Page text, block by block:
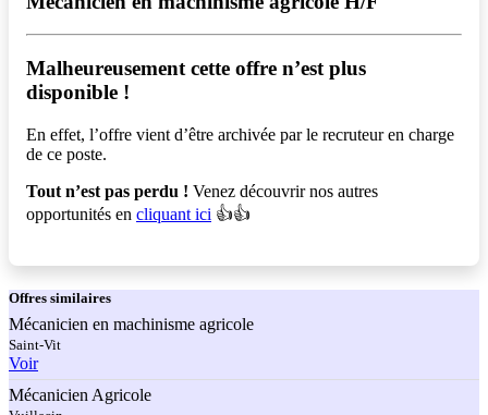
Malheureusement cette offre n’est plus
disponible !️
En effet, l’offre vient d’être archivée par le recruteur en charge
de ce poste.
Tout n’est pas perdu ! Venez découvrir nos autres
opportunités en cliquant ici 👍👍
Offres similaires
Mécanicien en machinisme agricole
Saint-Vit
Voir
Mécanicien Agricole